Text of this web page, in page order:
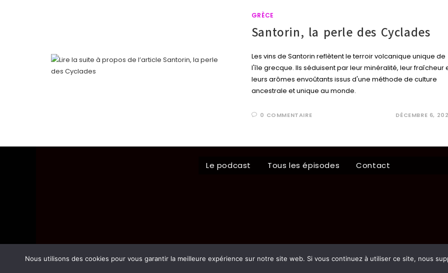
GRÈCE
Santorin, la perle des Cyclades
Les vins de Santorin reflètent le terroir volcanique unique de
l'île grecque. Ils séduisent par leur minéralité, leur fraîcheur
leurs arômes envoûtants issus d'une méthode de culture
ancestrale et unique au monde.
0 COMMENTAIRE DÉCEMBRE 6,
Le podcast Tous les épisodes Contact
Nous utilisons des cookies pour vous garantir la meilleure expérience sur notre site web. Si vous continuez à utiliser ce site, nous